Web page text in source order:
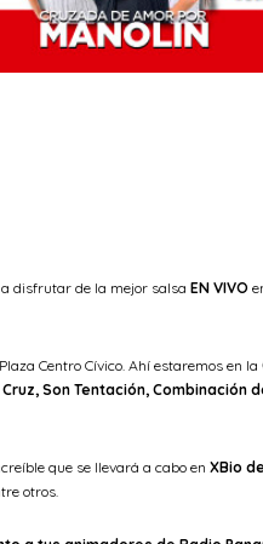
disfrutar de la mejor salsa EN VIVO
Centro Cívico. Ahí estaremos en la
Son Tentación, Combinación
que se llevará a cabo en XBio
otros.